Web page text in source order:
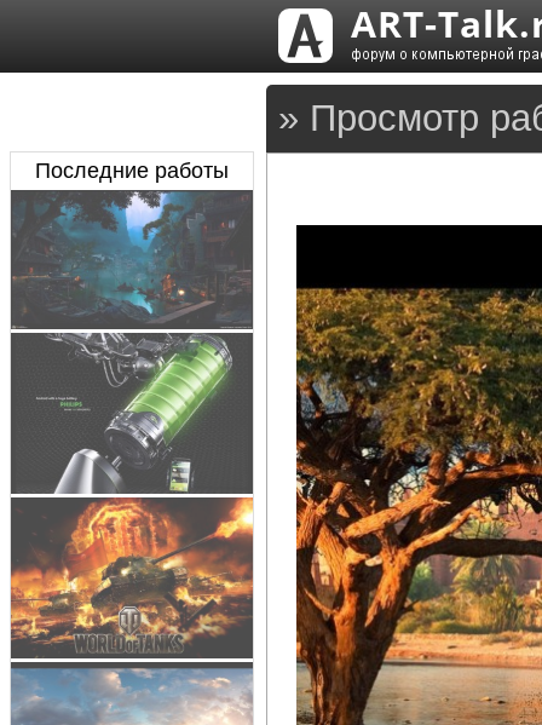
» Просмотр
Последние работы